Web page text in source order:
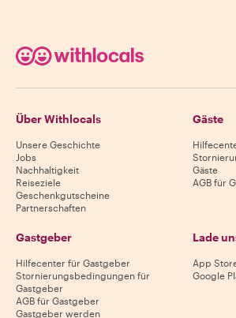
Über Withlocals
Unsere Geschichte
Jobs
Nachhaltigkeit
Reiseziele
Geschenkgutscheine
Partnerschaften
Gäste
Gäste
AGB für
Gastgeber
Hilfecenter für Gastgeber
Stornierungsbedingungen für
Gastgeber
AGB für Gastgeber
Gastgeber werden
Lade
App
Google